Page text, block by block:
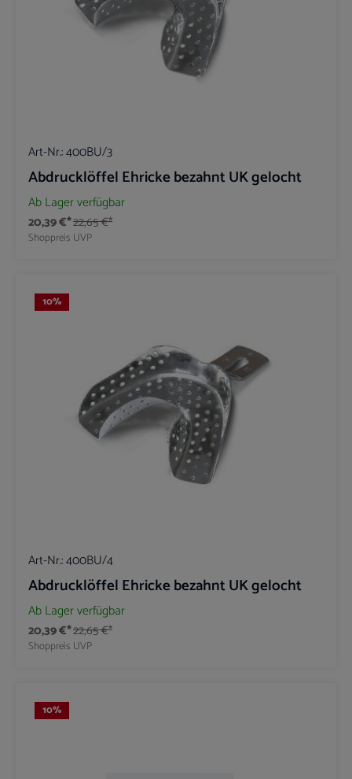
Art-Nr.:400BU/3
Abdrucklöffel Ehricke bezahnt UK gelocht
Ab Lager verfügbar
20,39 €*
Shoppreis
22,65 €*
UVP
10%
Art-Nr.:400BU/4
Abdrucklöffel Ehricke bezahnt UK gelocht
Ab Lager verfügbar
20,39 €*
Shoppreis
22,65 €*
UVP
10%